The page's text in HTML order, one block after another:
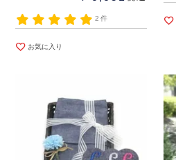
2件
お気に入り